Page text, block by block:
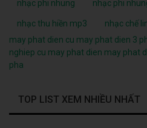
nhạc phi nhung nhạc phi
nhạc thu hiền mp3 nhạc chế
may phat dien cu may phat dien 3
nghiep cu may phat dien may phat
pha
TOP LIST XEM NHIỀU NHẤT